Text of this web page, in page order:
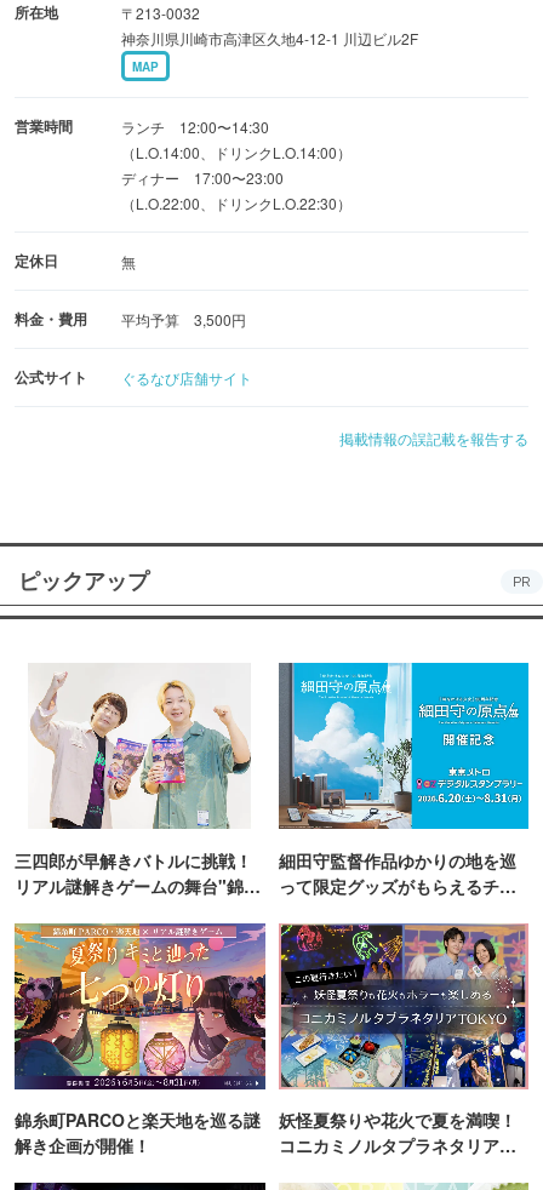
席やテーブル席、掘りごたつ個室を完備！
お子様連れ大歓迎！
所在地
〒213-0032
神奈川県川崎市高津区久地4-12-1 川辺ビル2F
MAP
営業時間
ランチ 12:00〜14:30
（L.O.14:00、ドリンクL.O.14:00）
ディナー 17:00〜23:00
（L.O.22:00、ドリンクL.O.22:30）
定休日 無
料金・費用 平均予算 3,500円
公式サイト ぐるなび店舗サイト
掲載情報の誤記載を報告する
ピックアップ PR
三四郎が早解きバトルに挑戦！
リアル謎解きゲームの舞台"錦糸
細田守監督作品ゆかりの地を巡
って限定グッズがもらえるチャ
錦糸町PARCOと楽天地を巡る謎
解き企画が開催！
妖怪夏祭りや花火で夏を満喫！
コニカミノルタプラネタリア